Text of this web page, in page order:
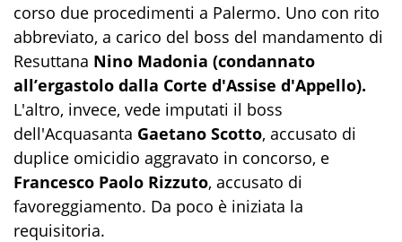
corso due procedimenti a Palermo. Uno con rito
abbreviato, a carico del boss del mandamento di
Resuttana Nino Madonia (condannato
all’ergastolo dalla Corte d'Assise d'Appello).
L'altro, invece, vede imputati il boss
dell'Acquasanta Gaetano Scotto, accusato di
duplice omicidio aggravato in concorso, e
Francesco Paolo Rizzuto, accusato di
favoreggiamento. Da poco è iniziata la
requisitoria.